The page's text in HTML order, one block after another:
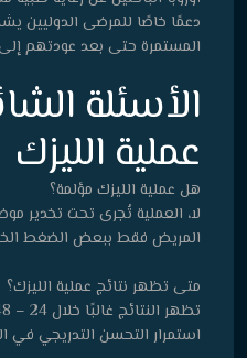
دعمًا خاصًا للمرضى الدوليين
المستمرة حتى بعد عودتهم
الأسئلة
عملية الليزك
هل عملية الليزك مؤلمة؟
لا، العملية تُجرى تحت تخدير
المريض فقط ببعض الضغط
متى تظهر نتائج عملية الليزك؟
استمرار التحسن التدريجي في